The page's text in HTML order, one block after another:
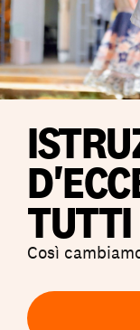
Così